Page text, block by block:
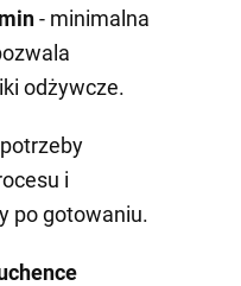
- minimalna
odżywcze.
i
po gotowaniu.